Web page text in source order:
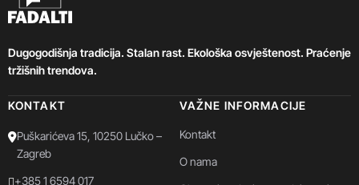
Dugogodišnja tradicija. Stalan rast. Ekološka osvještenost. Praćenje
tržišnih trendova.
KONTAKT
Puškarićeva 15, 10250 Lučko –
Zagreb
+385 1 6594 017
VAŽNE INFORMACIJE
Kontakt
O nama